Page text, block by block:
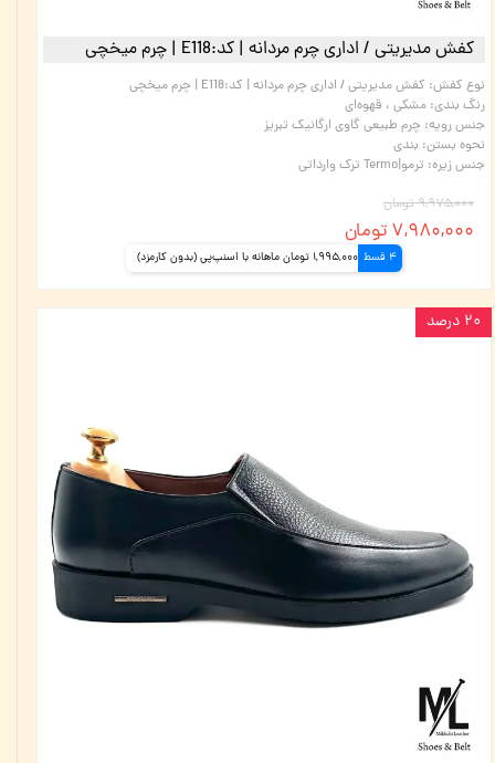
کفش مدیریتی / اداری چرم مردانه | کد:E118 | چرم میخچی
نوع کفش: کفش مدیریتی / اداری چرم مردانه | کد:E118 | چرم میخچی
رنگ بندی: مشکی ، قهوه‌ای
جنس رویه: چرم طبیعی گاوی ارگانیک تبریز
نحوه بستن: بندی
جنس زیره: ترمو|Termo ترک وارداتی
۹,۹۷۵,۰۰۰ تومان
۷,۹۸۰,۰۰۰ تومان
4 قسط 1,995,000 تومان ماهانه با اسنپ‌پی (بدون کارمزد)
۲۰ درصد